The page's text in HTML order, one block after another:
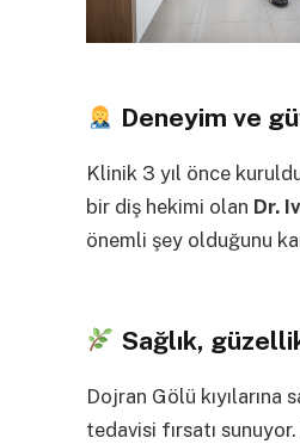
Deneyim ve
Klinik 3 yıl önce
bir diş hekimi olan Dr.
önemli şey olduğunu
Sağlık,
Dojran Gölü
tedavisi fırsatı